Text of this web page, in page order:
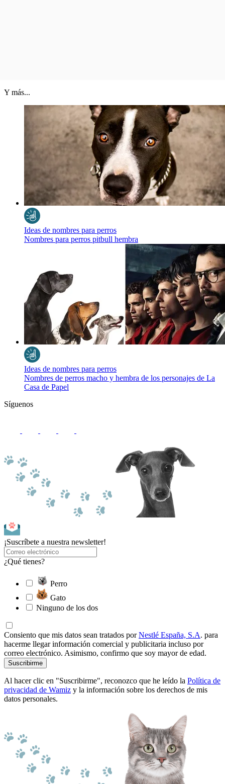
Y más...
Ideas de nombres para perros
Nombres para perros pitbull hembra
Ideas de nombres para perros
Nombres de perros macho y hembra de los personajes de La
Casa de Papel
Síguenos
¡Suscríbete a nuestra newsletter!
¿Qué tienes?
Perro
Gato
Ninguno de los dos
Consiento que mis datos sean tratados porNestlé España, S.A. para
hacerme llegar información comercial y publicitaria incluso por
correo electrónico. Asimismo, confirmo que soy mayor de edad.
Suscribirme
Al hacer clic en "Suscribirme", reconozco que he leído la Política de
privacidad de Wamiz y la información sobre los derechos de mis
datos personales.